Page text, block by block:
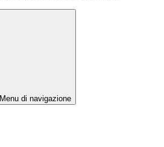
Menu di navigazione